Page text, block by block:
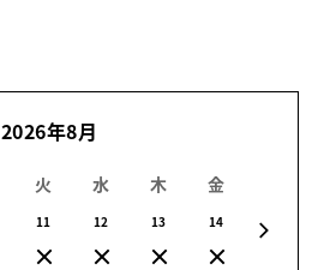
2026年8月
火
11
水
12
木
13
金
14